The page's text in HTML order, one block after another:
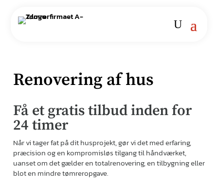
Renovering af hus
Få et gratis tilbud inden for
24 timer
Når vi tager fat på dit husprojekt, gør vi det med erfaring,
præcision og en kompromisløs tilgang til håndværket,
uanset om det gælder en totalrenovering, en tilbygning eller
blot en mindre tømreropgave.